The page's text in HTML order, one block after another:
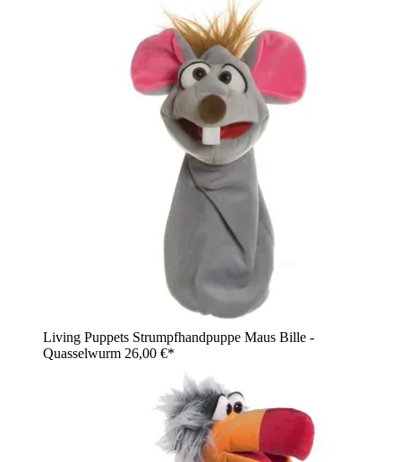
Living Puppets Strumpfhandpuppe Maus Bille -
Quasselwurm 26,00 €*